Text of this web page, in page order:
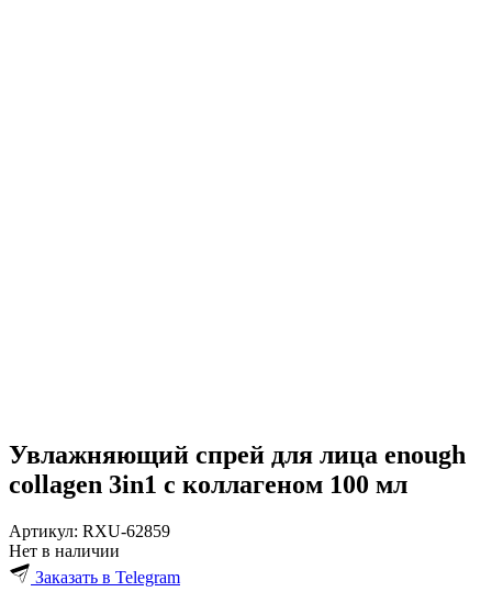
Увлажняющий спрей для лица enough
collagen 3in1 с коллагеном 100 мл
Артикул: RXU-62859
Нет в наличии
Заказать в Telegram